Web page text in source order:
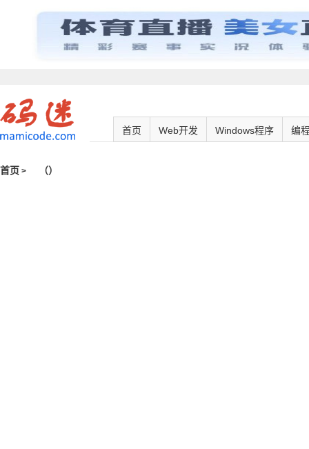
首页 Web开发 Windows程序 编
首页 > （）